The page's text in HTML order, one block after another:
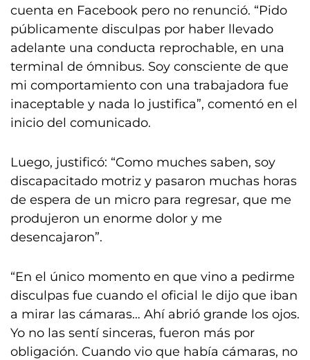
cuenta en Facebook pero no renunció. “Pido
públicamente disculpas por haber llevado
adelante una conducta reprochable, en una
terminal de ómnibus. Soy consciente de que
mi comportamiento con una trabajadora fue
inaceptable y nada lo justifica”, comentó en el
inicio del comunicado.
Luego, justificó: “Como muches saben, soy
discapacitado motriz y pasaron muchas horas
de espera de un micro para regresar, que me
produjeron un enorme dolor y me
desencajaron”.
“En el único momento en que vino a pedirme
disculpas fue cuando el oficial le dijo que iban
a mirar las cámaras… Ahí abrió grande los ojos.
Yo no las sentí sinceras, fueron más por
obligación. Cuando vio que había cámaras, no